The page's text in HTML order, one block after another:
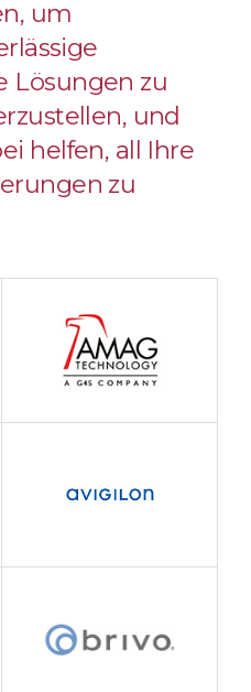
um
Lösungen zu
und
helfen, all Ihre
zu